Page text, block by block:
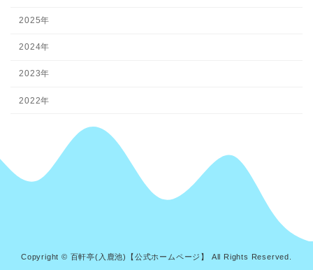
2025年
2024年
2023年
2022年
Copyright © 百軒亭(入鹿池)【公式ホームページ】 All Rights Reserved.